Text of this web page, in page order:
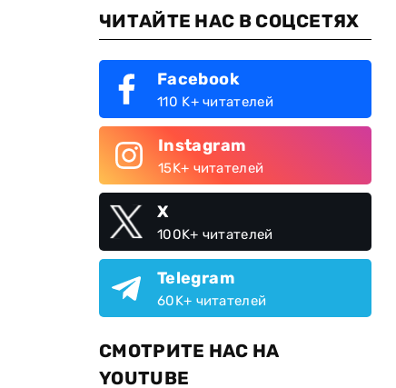
ЧИТАЙТЕ НАС В СОЦСЕТЯХ
Facebook
110 K+ читателей
Instagram
15K+ читателей
X
100K+ читателей
Telegram
60K+ читателей
СМОТРИТЕ НАС НА
YOUTUBE